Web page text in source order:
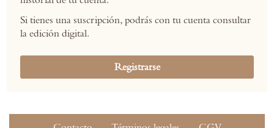
Si tienes una suscripción, podrás con tu cuenta consultar
la edición digital.
Registrarse